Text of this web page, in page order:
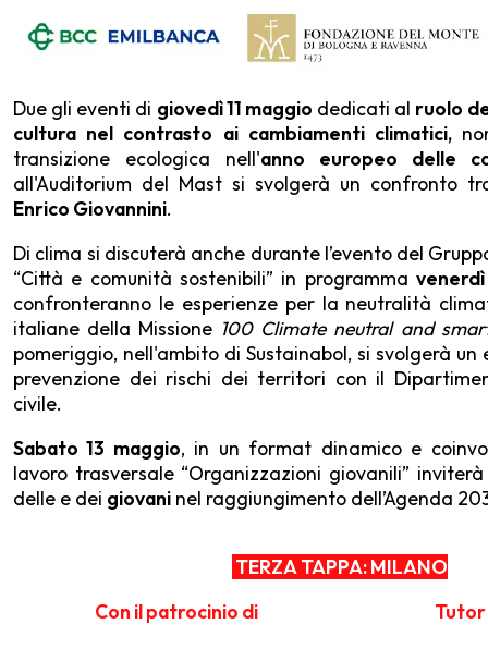
Due gli eventi di giovedì 11 maggio dedicati al ruolo
cultura nel contrasto ai cambiamenti climatici,
transizione ecologica nell'anno europeo delle
all'Auditorium del Mast si svolgerà un confronto
Enrico Giovannini.
Di clima si discuterà anche durante l’evento del
“Città e comunità sostenibili” in programma
confronteranno le esperienze per la neutralità
italiane della Missione 100 Climate neutral and
pomeriggio, nell'ambito di Sustainabol, si svolgerà
prevenzione dei rischi dei territori con il
civile.
Sabato 13 maggio, in un format dinamico e
lavoro trasversale “Organizzazioni giovanili”
delle e dei giovani nel raggiungimento dell’Agenda
TERZA TAPPA: MILANO
Con il patrocinio di